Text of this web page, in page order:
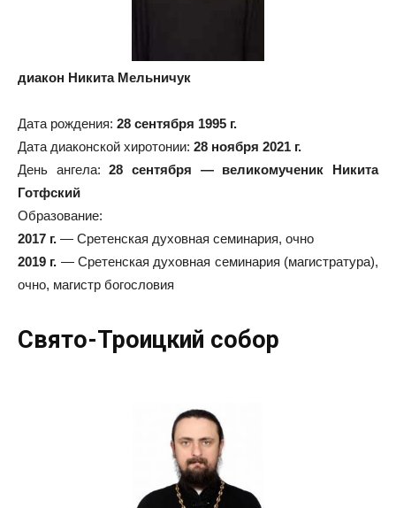
диакон Никита Мельничук
Дата рождения: 28 сентября 1995 г.
Дата диаконской хиротонии: 28 ноября 2021 г.
День ангела:28 сентября — великомученик Никита
Готфский
Образование:
2017 г. — Сретенская духовная семинария, очно
2019 г. — Сретенская духовная семинария (магистратура),
очно, магистр богословия
Свято-Троицкий собор